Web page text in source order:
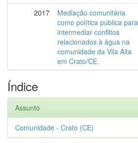
2017
Mediação comunitária
como política pública para
intermediar conflitos
relacionados à água na
comunidade da Vila Alta
em Crato/CE.
Índice
Assunto
Comunidade - Crato (CE)